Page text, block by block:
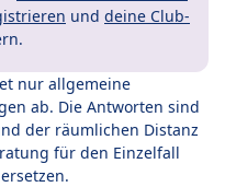
und deine Club-
nur allgemeine
ab. Die Antworten sind
der räumlichen Distanz
für den Einzelfall